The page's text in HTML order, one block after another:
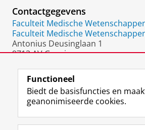
P
o
r
t
a
Contactgegevens
Faculteit Medische
Faculteit Medische
Antonius Deusinglaan 1
9713 AV Groningen
Volg de RUG
F
L
Functioneel
Biedt de basisfuncties en
geanonimiseerde cookies.